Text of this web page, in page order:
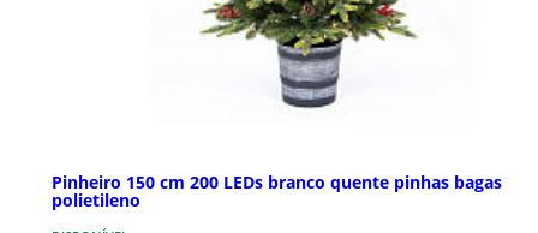
Pinheiro 150 cm 200 LEDs branco quente pinhas bagas
polietileno